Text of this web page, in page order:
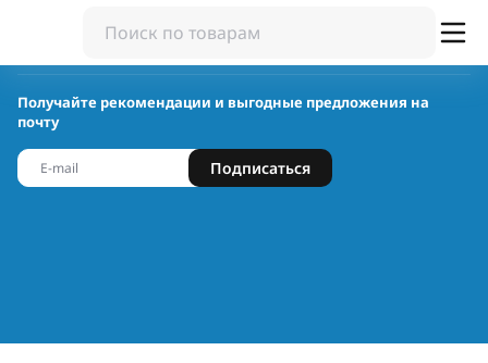
Получайте рекомендации и выгодные предложения на
почту
Подписаться